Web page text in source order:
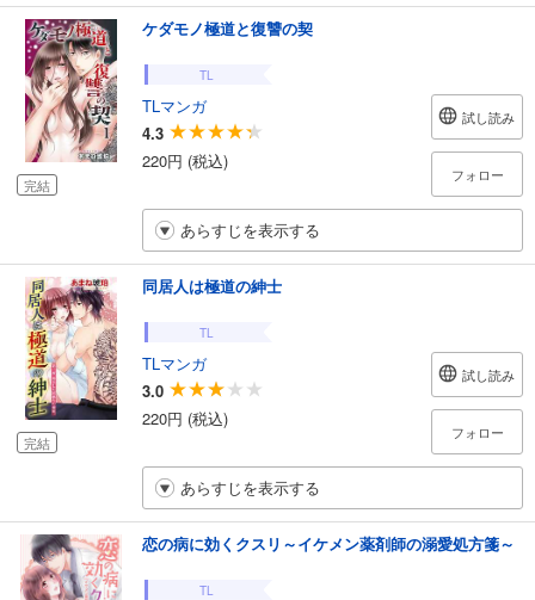
完結
ケダモノ極道と復讐の契
TL
TLマンガ
4.3
220円 (税込)
試し読み
フォロー
あらすじを表示する
完結
同居人は極道の紳士
TL
TLマンガ
3.0
220円 (税込)
試し読み
フォロー
あらすじを表示する
恋の病に効くクスリ～イケメン薬剤師の溺愛処方箋～
TL